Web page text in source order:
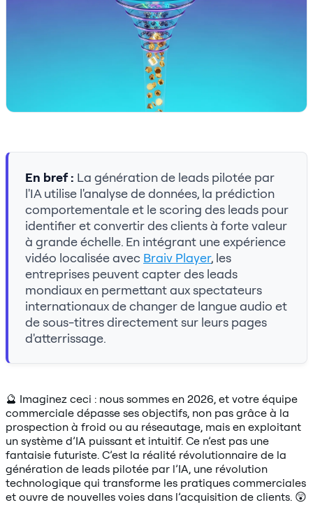
En bref : La génération de leads pilotée par
l'IA utilise l'analyse de données, la prédiction
comportementale et le scoring des leads pour
identifier et convertir des clients à forte valeur
à grande échelle. En intégrant une expérience
vidéo localisée avec Braiv Player, les
entreprises peuvent capter des leads
mondiaux en permettant aux spectateurs
internationaux de changer de langue audio et
de sous-titres directement sur leurs pages
d'atterrissage.
🔮 Imaginez ceci : nous sommes en 2026, et votre équipe
commerciale dépasse ses objectifs, non pas grâce à la
prospection à froid ou au réseautage, mais en exploitant
un système d’IA puissant et intuitif. Ce n’est pas une
fantaisie futuriste. C’est la réalité révolutionnaire de la
génération de leads pilotée par l’IA, une révolution
technologique qui transforme les pratiques commerciales
et ouvre de nouvelles voies dans l’acquisition de clients. 😲